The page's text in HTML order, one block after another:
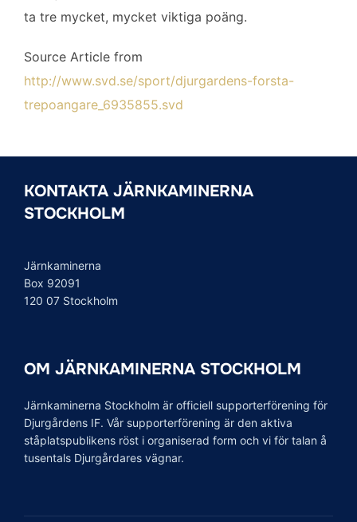
ta tre mycket, mycket viktiga poäng.
Source Article from
http://www.svd.se/sport/djurgardens-forsta-
trepoangare_6935855.svd
KONTAKTA JÄRNKAMINERNA
STOCKHOLM
Järnkaminerna
Box 92091
120 07 Stockholm
OM JÄRNKAMINERNA STOCKHOLM
Järnkaminerna Stockholm är officiell supporterförening för
Djurgårdens IF. Vår supporterförening är den aktiva
ståplatspublikens röst i organiserad form och vi för talan å
tusentals Djurgårdares vägnar.